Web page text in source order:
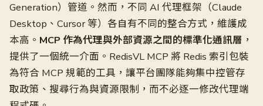
Generation）管道。然而，不同 AI 代理框架（Claude
Desktop、Cursor 等）各自有不同的整合方式，維護成
本高。 MCP 作為代理與外部資源之間的標準化通訊層 ，
提供了一個統一介面。RedisVL MCP 將 Redis 索引包裝
為符合 MCP 規範的工具，讓平台團隊能夠集中控管存
取政策、搜尋行為與資源限制，而不必逐一修改代理端